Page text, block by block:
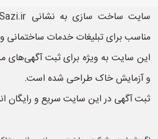
مناسب برای تبلیغات خدمات ساختمانی
این سایت به ویژه برای ثبت آگهی‌های
و آزمایش خاک طراحی شده است.
ثبت آگهی در این سایت سریع و رایگان